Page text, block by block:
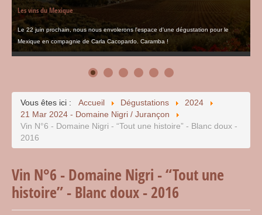
Les vins du Mexique
Le 22 juin prochain, nous nous envolerons l'espace d'une dégustation pour le
Mexique en compagnie de Carla Cacopardo. Caramba !
Vous êtes ici : Accueil Dégustations
2024
21 Mar 2024 - Domaine Nigri / Jurançon
Vin N°6 - Domaine Nigri - “Tout une histoire” - Blanc doux -
2016
Vin N°6 - Domaine Nigri - “Tout une
histoire” - Blanc doux - 2016